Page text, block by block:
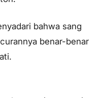
bahwa sang
benar-benar